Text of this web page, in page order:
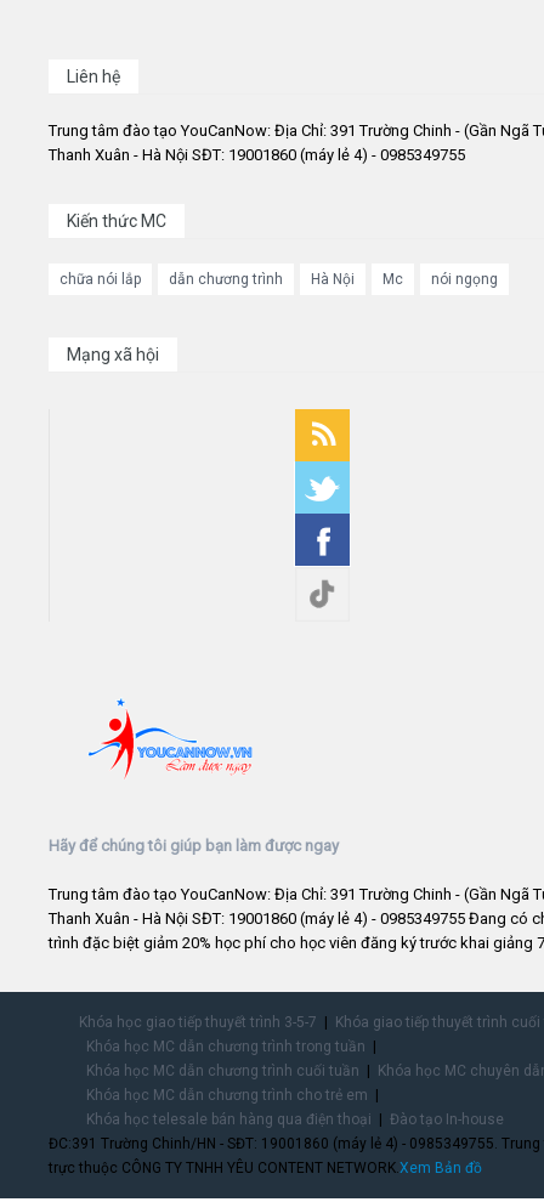
Liên hệ
Trung tâm đào tạo YouCanNow: Địa Chỉ: 391 Trường Chinh - (Gần Ngã
Thanh Xuân - Hà Nội SĐT: 19001860 (máy lẻ 4) - 0985349755
Kiến thức MC
chữa nói lắp dẫn chương trình Hà Nội Mc nói ngọng
Mạng xã hội
Hãy để chúng tôi giúp bạn làm được ngay
Trung tâm đào tạo YouCanNow: Địa Chỉ: 391 Trường Chinh - (Gần Ngã
Thanh Xuân - Hà Nội SĐT: 19001860 (máy lẻ 4) - 0985349755 Đang có
trình đặc biệt giảm 20% học phí cho học viên đăng ký trước khai giảng
Khóa học giao tiếp thuyết trình 3-5-7
Khóa giao tiếp thuyết trình
Khóa học MC dẫn chương trình trong tuần
Khóa học MC dẫn chương trình cuối tuần
Khóa học MC chuyên
Khóa học MC dẫn chương trình cho trẻ em
Khóa học telesale bán hàng qua điện thoại
Đào tạo In-house
ĐC:391 Trường Chinh/HN - SĐT: 19001860 (máy lẻ 4) - 0985349755.
trực thuộc CÔNG TY TNHH YÊU CONTENT NETWORK.Xem Bản đồ